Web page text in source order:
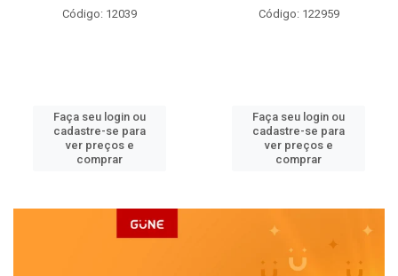
Código: 12039
Faça seu login ou
cadastre-se para
ver preços e
comprar
Código: 122959
Faça seu login ou
cadastre-se para
ver preços e
comprar